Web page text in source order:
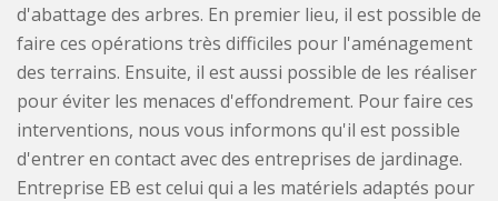
d'abattage des arbres. En premier lieu, il est possible de
faire ces opérations très difficiles pour l'aménagement
des terrains. Ensuite, il est aussi possible de les réaliser
pour éviter les menaces d'effondrement. Pour faire ces
interventions, nous vous informons qu'il est possible
d'entrer en contact avec des entreprises de jardinage.
Entreprise EB est celui qui a les matériels adaptés pour